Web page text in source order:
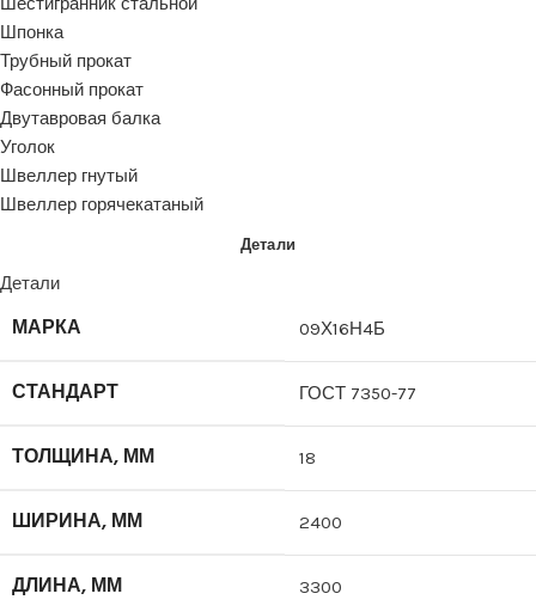
Шпонка
Трубный прокат
Фасонный прокат
Двутавровая балка
Уголок
Швеллер гнутый
Швеллер горячекатаный
Детали
Детали
МАРКА 09Х16Н4Б
СТАНДАРТ ГОСТ 7350-77
ТОЛЩИНА, ММ 18
ШИРИНА, ММ 2400
ДЛИНА, ММ 3300